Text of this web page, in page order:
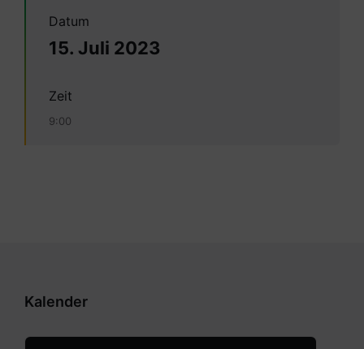
Datum
15. Juli 2023
Zeit
9:00
Kalender